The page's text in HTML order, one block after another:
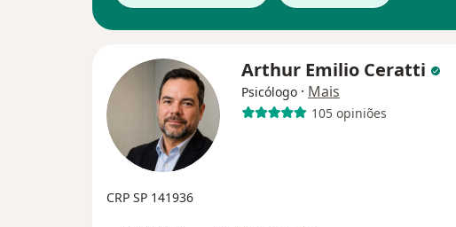
Arthur Emilio Ceratti
Psicólogo · Mais
105 opiniões
CRP SP 141936